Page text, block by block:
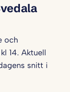
och
14. Aktuell
snitt i